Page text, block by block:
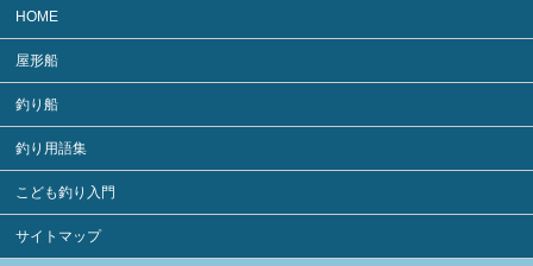
HOME
屋形船
釣り船
釣り用語集
こども釣り入門
サイトマップ